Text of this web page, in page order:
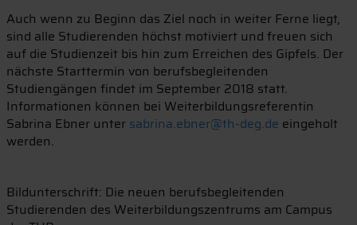
Auch wenn zu Beginn das Ziel noch in weiter Ferne liegt,
sind alle Studierenden höchst motiviert und freuen sich
auf die Studienzeit bis hin zum Erreichen des Gipfels. Der
nächste Starttermin von berufsbegleitenden
Studiengängen findet im September 2018 statt.
Informationen können bei Weiterbildungsreferentin
Sabrina Ebner unter sabrina.ebner@th-deg.de eingeholt
werden.
Bildunterschrift: Die neuen berufsbegleitenden
Studierenden des Weiterbildungszentrums am Campus